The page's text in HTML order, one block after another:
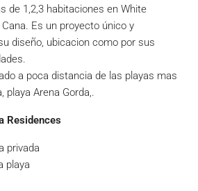
de 1,2,3 habitaciones en White
Es un proyecto único y
diseño, ubicacion como por sus
a poca distancia de las playas mas
playa Arena Gorda,.
Residences
privada
playa